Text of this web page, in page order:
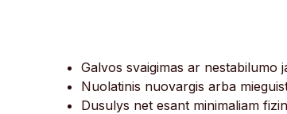
Galvos svaigimas ar nestabilumo
Nuolatinis nuovargis arba
Dusulys net esant minimaliam